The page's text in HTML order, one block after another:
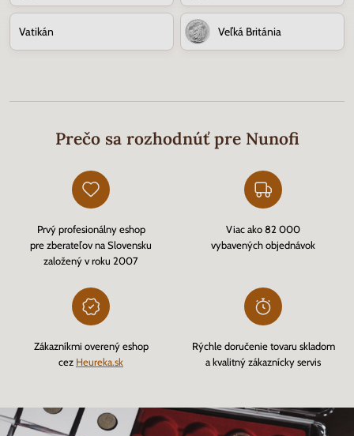
Vatikán Veľká Británia
Prečo sa rozhodnúť pre Nunofi
Prvý profesionálny eshop
pre zberateľov na Slovensku
založený v roku 2007
Viac ako 82 000
vybavených objednávok
Zákazníkmi overený eshop
cez Heureka.sk
Rýchle doručenie tovaru skladom
a kvalitný zákaznícky servis